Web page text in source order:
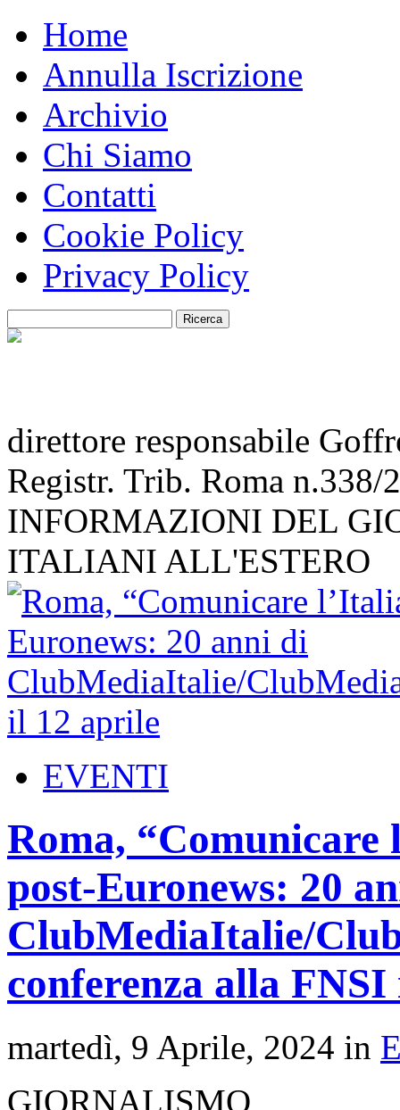
Home
Annulla Iscrizione
Archivio
Chi Siamo
Contatti
Cookie Policy
Privacy Policy
direttore responsabile
Registr. Trib. Roma n.338/
INFORMAZIONI DEL
ITALIANI ALL'ESTERO
EVENTI
Roma, “Comunicare
post-Euronews: 20
ClubMediaItalie/
conferenza alla
martedì, 9 Aprile, 2024 in
GIORNALISMO